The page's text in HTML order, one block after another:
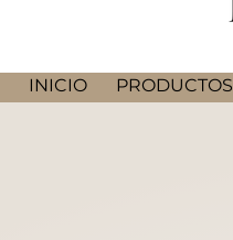
INICIO PRODUCTOS